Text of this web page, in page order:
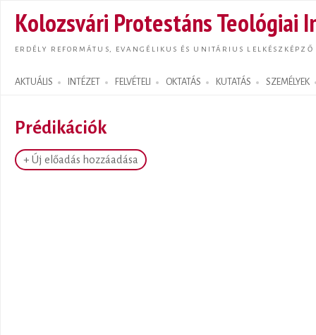
Kolozsvári Protestáns Teológiai
ERDÉLY REFORMÁTUS, EVANGÉLIKUS ÉS UNITÁRIUS LELKÉSZKÉPZŐ
AKTUÁLIS INTÉZET FELVÉTELI OKTATÁS KUTATÁS SZEMÉLYEK
Search form
Prédikációk
+ Új előadás hozzáadása